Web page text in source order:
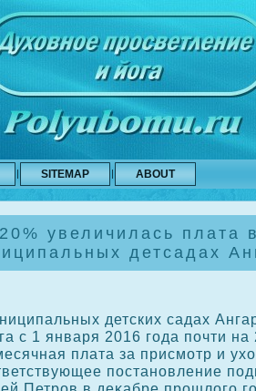
SITEMAP ABOUT
увеличилась плата
детсадах
детских садах
с 1 января 2016 года почти
плата за присмотр и
постановление